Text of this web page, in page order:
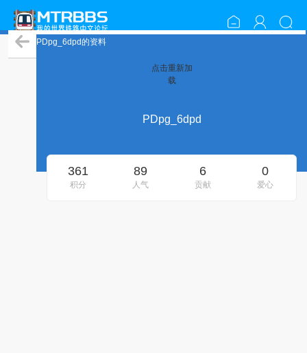
PDpg_6dpd的资料
点击重新加
载
PDpg_6dpd
361
积分
89
人气
6
贡献
0
爱心